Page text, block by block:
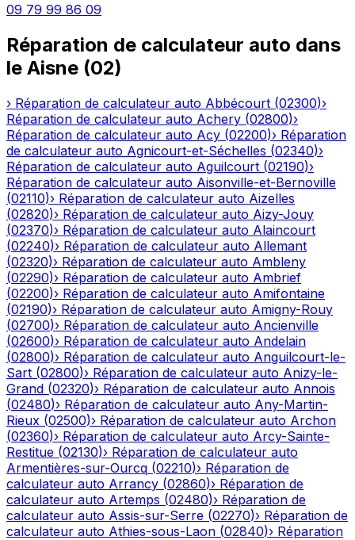
09 79 99 86 09
Réparation de calculateur auto dans
le Aisne (02)
› Réparation de calculateur auto Abbécourt (02300)›
Réparation de calculateur auto Achery (02800)›
Réparation de calculateur auto Acy (02200)› Réparation
de calculateur auto Agnicourt-et-Séchelles (02340)›
Réparation de calculateur auto Aguilcourt (02190)›
Réparation de calculateur auto Aisonville-et-Bernoville
(02110)› Réparation de calculateur auto Aizelles
(02820)› Réparation de calculateur auto Aizy-Jouy
(02370)› Réparation de calculateur auto Alaincourt
(02240)› Réparation de calculateur auto Allemant
(02320)› Réparation de calculateur auto Ambleny
(02290)› Réparation de calculateur auto Ambrief
(02200)› Réparation de calculateur auto Amifontaine
(02190)› Réparation de calculateur auto Amigny-Rouy
(02700)› Réparation de calculateur auto Ancienville
(02600)› Réparation de calculateur auto Andelain
(02800)› Réparation de calculateur auto Anguilcourt-le-
Sart (02800)› Réparation de calculateur auto Anizy-le-
Grand (02320)› Réparation de calculateur auto Annois
(02480)› Réparation de calculateur auto Any-Martin-
Rieux (02500)› Réparation de calculateur auto Archon
(02360)› Réparation de calculateur auto Arcy-Sainte-
Restitue (02130)› Réparation de calculateur auto
Armentières-sur-Ourcq (02210)› Réparation de
calculateur auto Arrancy (02860)› Réparation de
calculateur auto Artemps (02480)› Réparation de
calculateur auto Assis-sur-Serre (02270)› Réparation de
calculateur auto Athies-sous-Laon (02840)› Réparation